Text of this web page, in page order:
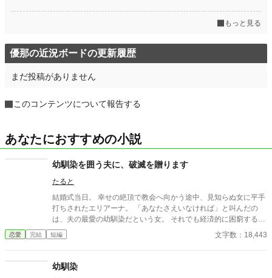
もっと見る
優那の近況ボードの更新履歴
まだ投稿がありません
このコンテンツについて報告する
あなたにおすすめの小説
幼馴染を囲う夫に、破滅を贈ります
たると
結婚式当日。 幸せの絶頂で教会へ向かう途中、見知らぬ女に平手
打ちされたエリアーナ。 「あなたさえいなければ」と叫んだの
は、夫の最愛の幼馴染だという女。 それでも経済的に困窮する実
家を救うため、エリアーナは泣き寝入りするしかなかった。
恋愛 完結 短編 文字数：18,443
幼馴染